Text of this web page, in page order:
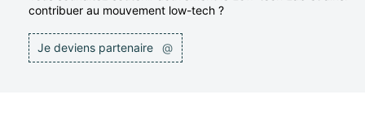
contribuer au mouvement low-tech ?
Je deviens partenaire @